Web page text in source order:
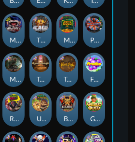
Munchies
Roadkill
The Cage Monkey's Gold xPays
Tomb of Akhenaten Fruits
Punk Rocker
Gaelic Gold
Misery Mining True kult
Bushido Way xNudge
Ugliest Catch